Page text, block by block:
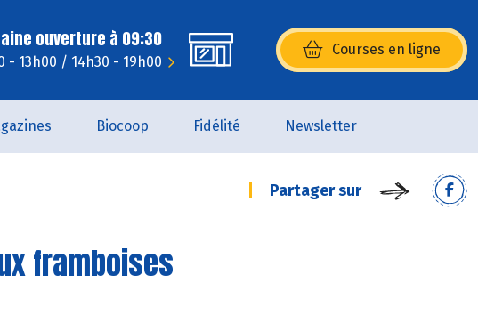
ouverture à 09:30
- 13h00 / 14h30 - 19h00
Courses en ligne
(s’ouvre dans une nouvelle
Biocoop Fidélité Newsletter
Partager sur
framboises